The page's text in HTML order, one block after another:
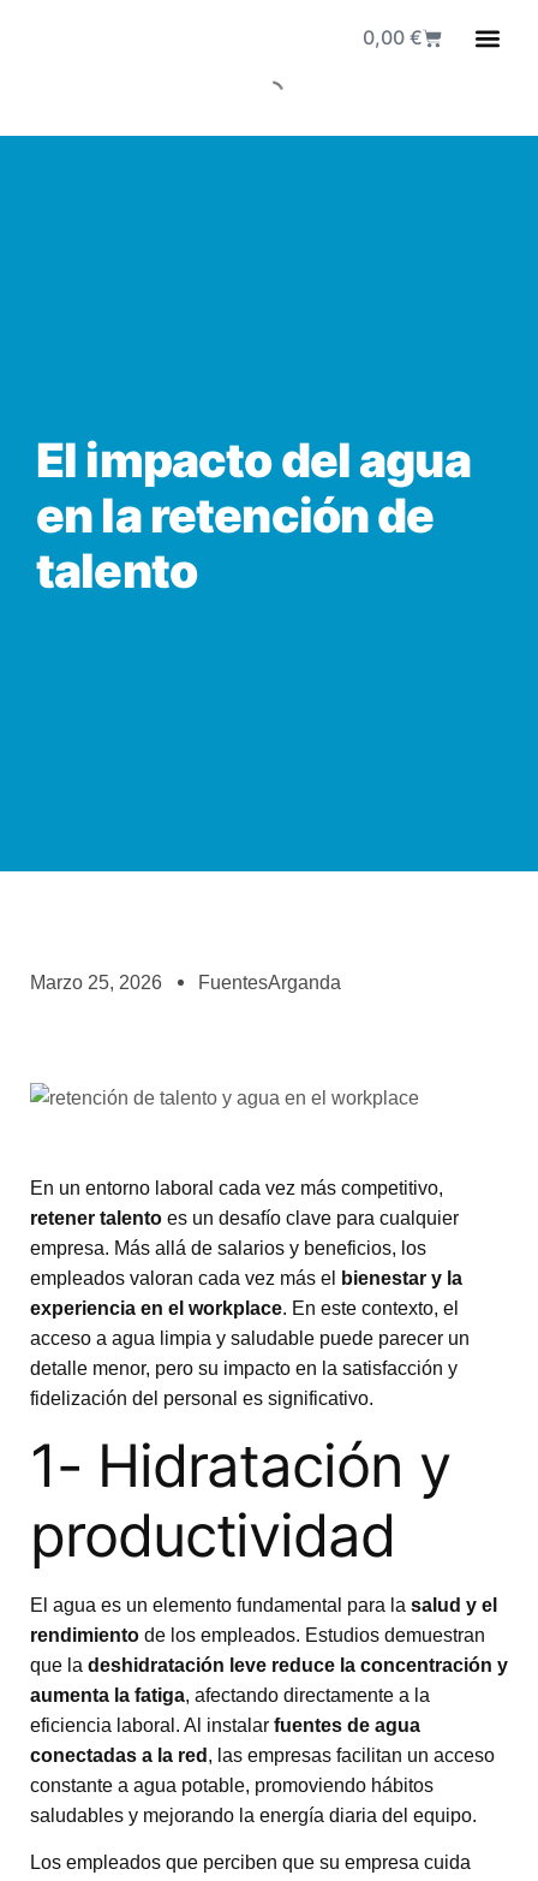
0,00 €
El impacto del agua
en la retención de
talento
Marzo 25, 2026 FuentesArganda
En un entorno laboral cada vez más competitivo,
retener talento es un desafío clave para cualquier
empresa. Más allá de salarios y beneficios, los
empleados valoran cada vez más el
bienestar y la
experiencia en el workplace. En este contexto, el
acceso a agua limpia y saludable puede parecer un
detalle menor, pero su impacto en la satisfacción y
fidelización del personal es significativo.
1- Hidratación y
productividad
El agua es un elemento fundamental para la salud y el
rendimiento de los empleados. Estudios demuestran
que la deshidratación leve reduce la concentración y
aumenta la fatiga, afectando directamente a la
eficiencia laboral. Al instalar fuentes de agua
conectadas a la red , las empresas facilitan un acceso
constante a agua potable, promoviendo hábitos
saludables y mejorando la energía diaria del equipo.
Los empleados que perciben que su empresa cuida